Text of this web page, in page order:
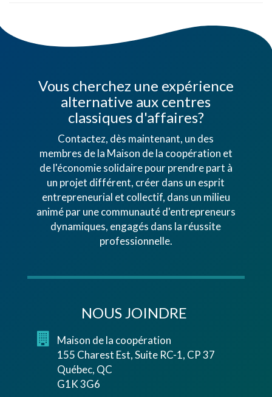
Vous cherchez une expérience
alternative aux centres
classiques d'affaires?
Contactez, dès maintenant, un des
membres de la Maison de la coopération et
de l'économie solidaire pour prendre part à
un projet différent, créer dans un esprit
entrepreneurial et collectif, dans un milieu
animé par une communauté d'entrepreneurs
dynamiques, engagés dans la réussite
professionnelle.
NOUS JOINDRE
Maison de la coopération
155 Charest Est, Suite RC-1, CP 37
Québec, QC
G1K 3G6